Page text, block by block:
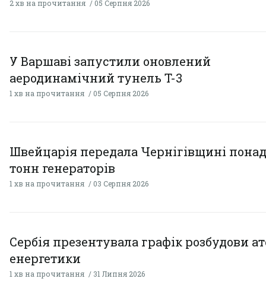
2 хв на прочитання 05 Серпня 2026
У Варшаві запустили оновлений
аеродинамічний тунель T-3
1 хв на прочитання 05 Серпня 2026
Швейцарія передала Чернігівщині
тонн генераторів
1 хв на прочитання 03 Серпня 2026
Сербія презентувала графік розбудови
енергетики
1 хв на прочитання 31 Липня 2026